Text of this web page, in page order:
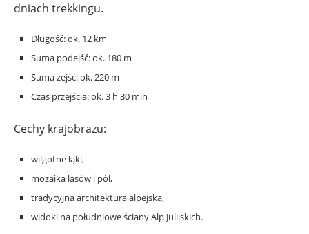
dniach trekkingu.
Długość: ok. 12 km
Suma podejść: ok. 180 m
Suma zejść: ok. 220 m
Czas przejścia: ok. 3 h 30 min
Cechy krajobrazu:
wilgotne łąki,
mozaika lasów i pól,
tradycyjna architektura alpejska,
widoki na południowe ściany Alp Julijskich.